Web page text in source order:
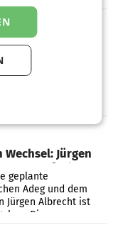
österreichischen
zwei Filialen in
Rahmen einer
in Nieder- und
Jürgen
auf Adeg
geplante
Adeg und dem
Jürgen Albrecht ist
Die
und der